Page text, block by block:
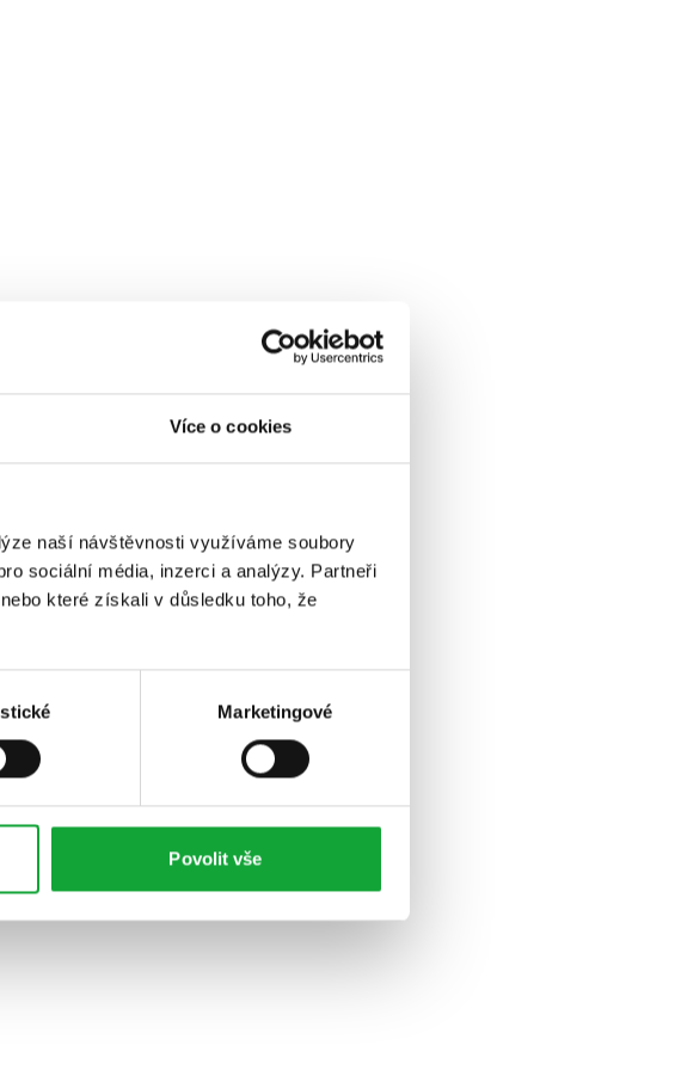
Více o cookies
naší návštěvnosti využíváme soubory
sociální média, inzerci a analýzy. Partneři
které získali v důsledku toho, že
Marketingové
Povolit vše